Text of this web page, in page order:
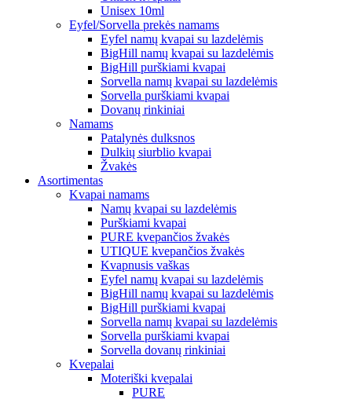
Unisex 10ml
Eyfel/Sorvella prekės namams
Eyfel namų kvapai su lazdelėmis
BigHill namų kvapai su lazdelėmis
BigHill purškiami kvapai
Sorvella namų kvapai su lazdelėmis
Sorvella purškiami kvapai
Dovanų rinkiniai
Namams
Patalynės dulksnos
Dulkių siurblio kvapai
Žvakės
Asortimentas
Kvapai namams
Namų kvapai su lazdelėmis
Purškiami kvapai
PURE kvepančios žvakės
UTIQUE kvepančios žvakės
Kvapnusis vaškas
Eyfel namų kvapai su lazdelėmis
BigHill namų kvapai su lazdelėmis
BigHill purškiami kvapai
Sorvella namų kvapai su lazdelėmis
Sorvella purškiami kvapai
Sorvella dovanų rinkiniai
Kvepalai
Moteriški kvepalai
PURE